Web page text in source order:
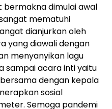
bermakna dimulai awal
mematuhi
dianjurkan oleh
yang diawali dengan
menyanyikan lagu
sampai acara inti yaitu
dengan kepala
sosial
Semoga pandemi